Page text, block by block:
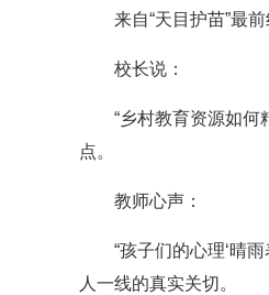
来自“天目护苗”最
校长说：
“乡村教育资源如何
点。
教师心声：
“孩子们的心理‘晴
人一线的真实关切。